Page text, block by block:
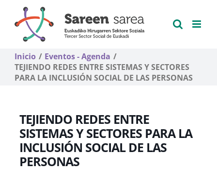
contenido
Inicio
Eventos - Agenda
TEJIENDO REDES ENTRE SISTEMAS Y SECTORES
PARA LA INCLUSIÓN SOCIAL DE LAS PERSONAS
TEJIENDO REDES ENTRE
SISTEMAS Y SECTORES PARA LA
INCLUSIÓN SOCIAL DE LAS
PERSONAS